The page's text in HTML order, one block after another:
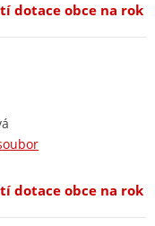
dotace obce na rok
dotace obce na rok